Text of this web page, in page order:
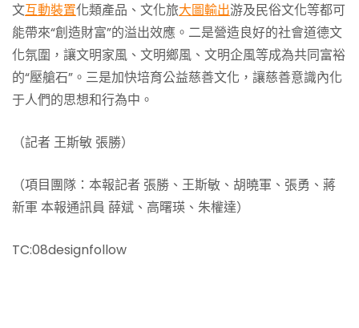
文互動裝置化類產品、文化旅大圖輸出游及民俗文化等都可
能帶來“創造財富”的溢出效應。二是營造良好的社會道德文
化氛圍，讓文明家風、文明鄉風、文明企風等成為共同富裕
的“壓艙石”。三是加快培育公益慈善文化，讓慈善意識內化
于人們的思想和行為中。
（記者 王斯敏 張勝）
（項目團隊：本報記者 張勝、王斯敏、胡曉軍、張勇、蔣
新軍 本報通訊員 薛斌、高曙瑛、朱權達）
TC:08designfollow